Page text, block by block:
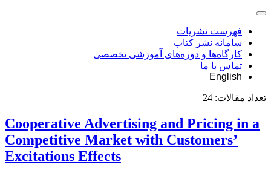
فهرست نشریات
سامانه نشر کتاب
کارگاه‌ها و دوره‌های آموزشی تخصصی
تماس با ما
English
تعداد مقالات: 24
Cooperative Advertising and Pricing in a
Competitive Market with Customers’
Excitations Effects